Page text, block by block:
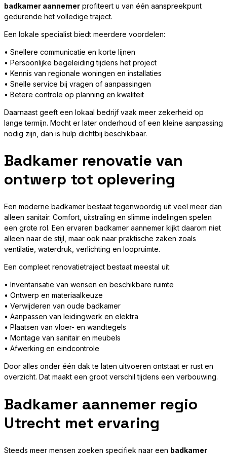
badkamer aannemer profiteert u van één aanspreekpunt
gedurende het volledige traject.
Een lokale specialist biedt meerdere voordelen:
• Snellere communicatie en korte lijnen
• Persoonlijke begeleiding tijdens het project
• Kennis van regionale woningen en installaties
• Snelle service bij vragen of aanpassingen
• Betere controle op planning en kwaliteit
Daarnaast geeft een lokaal bedrijf vaak meer zekerheid op
lange termijn. Mocht er later onderhoud of een kleine aanpassing
nodig zijn, dan is hulp dichtbij beschikbaar.
Badkamer renovatie van
ontwerp tot oplevering
Een moderne badkamer bestaat tegenwoordig uit veel meer dan
alleen sanitair. Comfort, uitstraling en slimme indelingen spelen
een grote rol. Een ervaren badkamer aannemer kijkt daarom niet
alleen naar de stijl, maar ook naar praktische zaken zoals
ventilatie, waterdruk, verlichting en loopruimte.
Een compleet renovatietraject bestaat meestal uit:
• Inventarisatie van wensen en beschikbare ruimte
• Ontwerp en materiaalkeuze
• Verwijderen van oude badkamer
• Aanpassen van leidingwerk en elektra
• Plaatsen van vloer- en wandtegels
• Montage van sanitair en meubels
• Afwerking en eindcontrole
Door alles onder één dak te laten uitvoeren ontstaat er rust en
overzicht. Dat maakt een groot verschil tijdens een verbouwing.
Badkamer aannemer regio
Utrecht met ervaring
Steeds meer mensen zoeken specifiek naar een badkamer